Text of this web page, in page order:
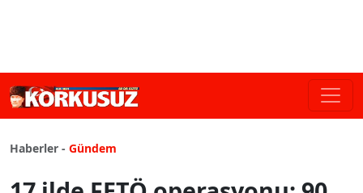
Haberler - Gündem